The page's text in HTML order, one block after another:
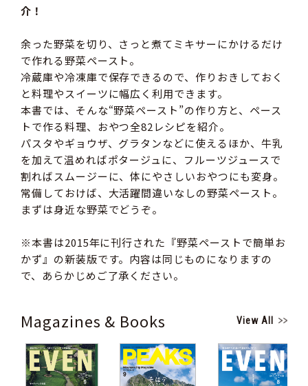
介！
余った野菜を切り、さっと煮てミキサーにかけるだけ
で作れる野菜ペースト。
冷蔵庫や冷凍庫で保存できるので、作りおきしておく
と料理やスイーツに幅広く利用できます。
本書では、そんな“野菜ペースト”の作り方と、ペース
トで作る料理、おやつ全82レシピを紹介。
パスタやギョウザ、グラタンなどに使えるほか、牛乳
を加えて温めればポタージュに、フルーツジュースで
割ればスムージーに、体にやさしいおやつにも変身。
常備しておけば、大活躍間違いなしの野菜ペースト。
まずは身近な野菜でどうぞ。
※本書は2015年に刊行された『野菜ペーストで簡単お
かず』の新装版です。内容は同じものになりますの
で、あらかじめご了承ください。
Magazines & Books View All